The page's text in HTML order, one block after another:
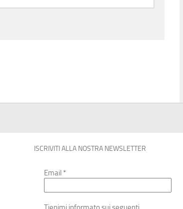
ISCRIVITI ALLA NOSTRA NEWSLETTER
Email *